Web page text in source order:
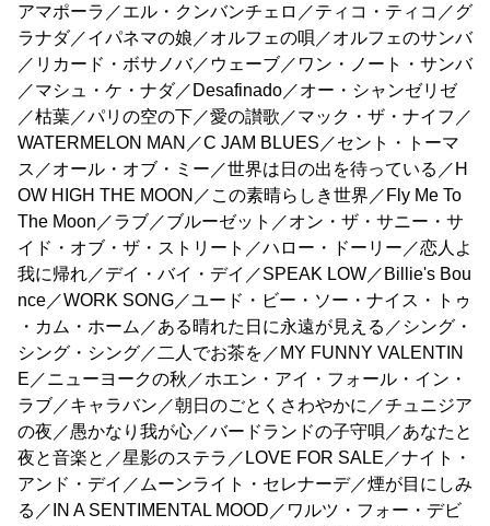
アマポーラ／エル・クンバンチェロ／ティコ・ティコ／グ
ラナダ／イパネマの娘／オルフェの唄／オルフェのサンバ
／リカード・ボサノバ／ウェーブ／ワン・ノート・サンバ
／マシュ・ケ・ナダ／Desafinado／オー・シャンゼリゼ
／枯葉／パリの空の下／愛の讃歌／マック・ザ・ナイフ／
WATERMELON MAN／C JAM BLUES／セント・トーマ
ス／オール・オブ・ミー／世界は日の出を待っている／H
OW HIGH THE MOON／この素晴らしき世界／Fly Me To
The Moon／ラブ／ブルーゼット／オン・ザ・サニー・サ
イド・オブ・ザ・ストリート／ハロー・ドーリー／恋人よ
我に帰れ／デイ・バイ・デイ／SPEAK LOW／Billie's Bou
nce／WORK SONG／ユード・ビー・ソー・ナイス・トゥ
・カム・ホーム／ある晴れた日に永遠が見える／シング・
シング・シング／二人でお茶を／MY FUNNY VALENTIN
E／ニューヨークの秋／ホエン・アイ・フォール・イン・
ラブ／キャラバン／朝日のごとくさわやかに／チュニジア
の夜／愚かなり我が心／バードランドの子守唄／あなたと
夜と音楽と／星影のステラ／LOVE FOR SALE／ナイト・
アンド・デイ／ムーンライト・セレナーデ／煙が目にしみ
る／IN A SENTIMENTAL MOOD／ワルツ・フォー・デビ